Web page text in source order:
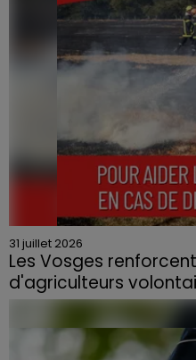
31 juillet 2026
Les Vosges
d'agriculteurs
Face à la sécheresse et
la Chambre d'agriculture
aux agriculteurs